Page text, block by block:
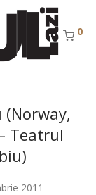
0
(Norway,
Teatrul
2011